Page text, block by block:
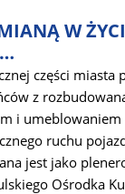
W
części miasta
z
i umeblowaniem
ruchu
jest jako
Ośrodka